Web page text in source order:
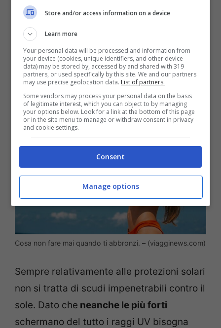
controllare se presenta grumi o un odore
strano, perché in tal caso ormai è andata a
male e non protegge più come prima. La
protezione solare si conserva per circa un
anno, ma solo se tenuta nel modo corretto.
Cosa non fare mai quando ti abbronzi. – (viagginews.com)
Sempre relativamente alle protezioni solari
non si tratta di scudi impenetrabili contro il
sole. Dato che neanche le più forti
schermano del tutto i raggi UV bisogna
Store and/or access information on a device
Learn more
Your personal data will be processed and information from
your device (cookies, unique identifiers, and other device
data) may be stored by, accessed by and shared with 319
partners, or used specifically by this site. We and our partners
may use precise geolocation data. List of partners.
Some vendors may process your personal data on the basis
of legitimate interest, which you can object to by managing
your options below. Look for a link at the bottom of this page
or in the site menu to manage or withdraw consent in privacy
and cookie settings.
Consent
Manage options